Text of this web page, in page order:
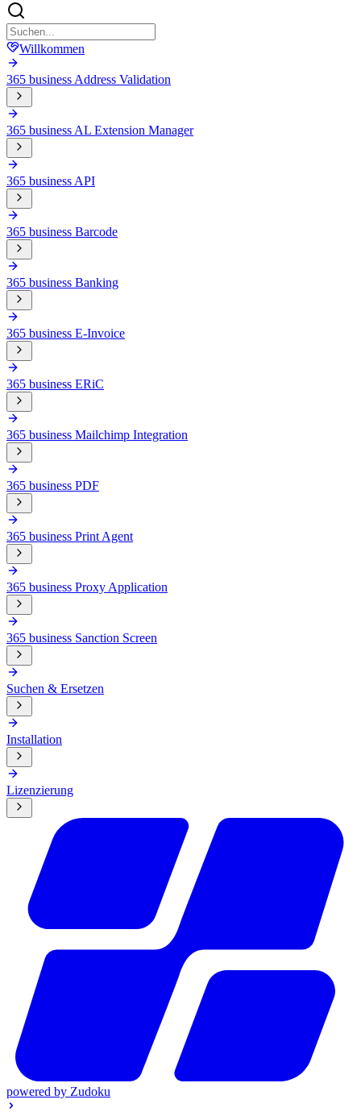
Willkommen
365 business Address Validation
365 business AL Extension Manager
365 business API
365 business Barcode
365 business Banking
365 business E-Invoice
365 business ERiC
365 business Mailchimp Integration
365 business PDF
365 business Print Agent
365 business Proxy Application
365 business Sanction Screen
Suchen & Ersetzen
Installation
Lizenzierung
powered by Zudoku